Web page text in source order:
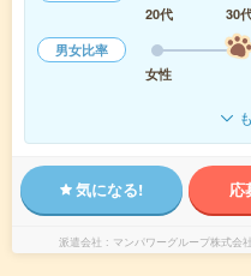
20代
30
男女比率
女性
気になる! 応
派遣会社 マンパワーグループ株式